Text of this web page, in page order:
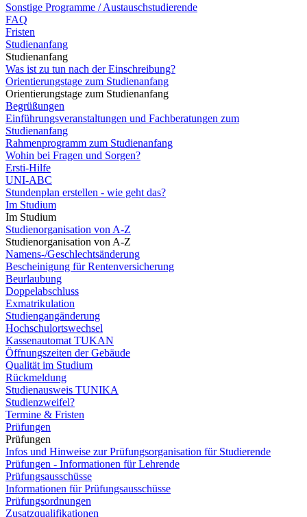
Sonstige Programme / Austauschstudierende
FAQ
Fristen
Studienanfang
Studienanfang
Was ist zu tun nach der Einschreibung?
Orientierungstage zum Studienanfang
Orientierungstage zum Studienanfang
Begrüßungen
Einführungsveranstaltungen und Fachberatungen zum
Studienanfang
Rahmenprogramm zum Studienanfang
Wohin bei Fragen und Sorgen?
Ersti-Hilfe
UNI-ABC
Stundenplan erstellen - wie geht das?
Im Studium
Im Studium
Studienorganisation von A-Z
Studienorganisation von A-Z
Namens-/Geschlechtsänderung
Bescheinigung für Rentenversicherung
Beurlaubung
Doppelabschluss
Exmatrikulation
Studiengangänderung
Hochschulortswechsel
Kassenautomat TUKAN
Öffnungszeiten der Gebäude
Qualität im Studium
Rückmeldung
Studienausweis TUNIKA
Studienzweifel?
Termine & Fristen
Prüfungen
Prüfungen
Infos und Hinweise zur Prüfungsorganisation für Studierende
Prüfungen - Informationen für Lehrende
Prüfungsausschüsse
Informationen für Prüfungsausschüsse
Prüfungsordnungen
Zusatzqualifikationen